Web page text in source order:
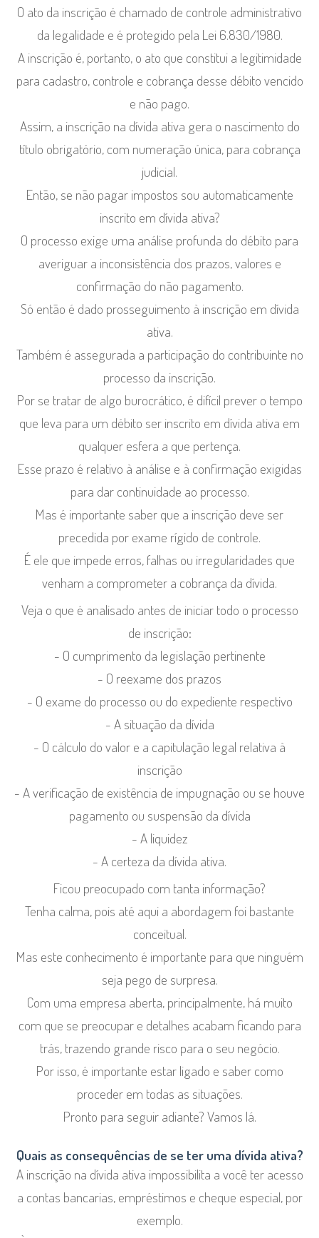
O ato da inscrição é chamado de controle administrativo
da legalidade e é protegido pela Lei 6.830/1980.
A inscrição é, portanto, o ato que constitui a legitimidade
para cadastro, controle e cobrança desse débito vencido
e não pago.
Assim, a inscrição na dívida ativa gera o nascimento do
título obrigatório, com numeração única, para cobrança
judicial.
Então, se não pagar impostos sou automaticamente
inscrito em dívida ativa?
O processo exige uma análise profunda do débito para
averiguar a inconsistência dos prazos, valores e
confirmação do não pagamento.
Só então é dado prosseguimento à inscrição em dívida
ativa.
Também é assegurada a participação do contribuinte no
processo da inscrição.
Por se tratar de algo burocrático, é difícil prever o tempo
que leva para um débito ser inscrito em dívida ativa em
qualquer esfera a que pertença.
Esse prazo é relativo à análise e à confirmação exigidas
para dar continuidade ao processo.
Mas é importante saber que a inscrição deve ser
precedida por exame rígido de controle.
É ele que impede erros, falhas ou irregularidades que
venham a comprometer a cobrança da dívida.
Veja o que é analisado antes de iniciar todo o processo
de inscrição:
- O cumprimento da legislação pertinente
- O reexame dos prazos
- O exame do processo ou do expediente respectivo
- A situação da dívida
- O cálculo do valor e a capitulação legal relativa à
inscrição
- A verificação de existência de impugnação ou se houve
pagamento ou suspensão da dívida
- A liquidez
- A certeza da dívida ativa.
Ficou preocupado com tanta informação?
Tenha calma, pois até aqui a abordagem foi bastante
conceitual.
Mas este conhecimento é importante para que ninguém
seja pego de surpresa.
Com uma empresa aberta, principalmente, há muito
com que se preocupar e detalhes acabam ficando para
trás, trazendo grande risco para o seu negócio.
Por isso, é importante estar ligado e saber como
proceder em todas as situações.
Pronto para seguir adiante? Vamos lá.
Quais as consequências de se ter uma dívida ativa?
A inscrição na dívida ativa impossibilita a você ter acesso
a contas bancarias, empréstimos e cheque especial, por
exemplo.